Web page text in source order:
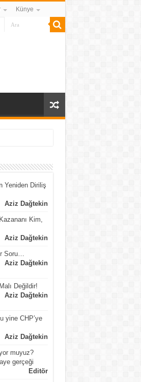
Künye
Yeniden Diriliş
Aziz Dağtekin
Kim,
Aziz Dağtekin
Soru…
Aziz Dağtekin
Değildir!
Aziz Dağtekin
yine CHP’ye
Aziz Dağtekin
muyuz?
gerçeği
Editör